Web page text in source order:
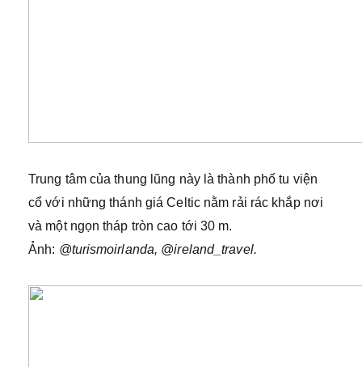
Trung tâm của thung lũng này là thành phố tu viện
cổ với những thánh giá Celtic nằm rải rác khắp nơi
và một ngọn tháp tròn cao tới 30 m.
Ảnh: @turismoirlanda, @ireland_travel.